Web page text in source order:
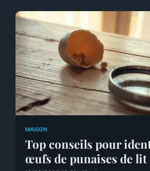
MAISON
Top conseils pour
œufs de punaises de lit